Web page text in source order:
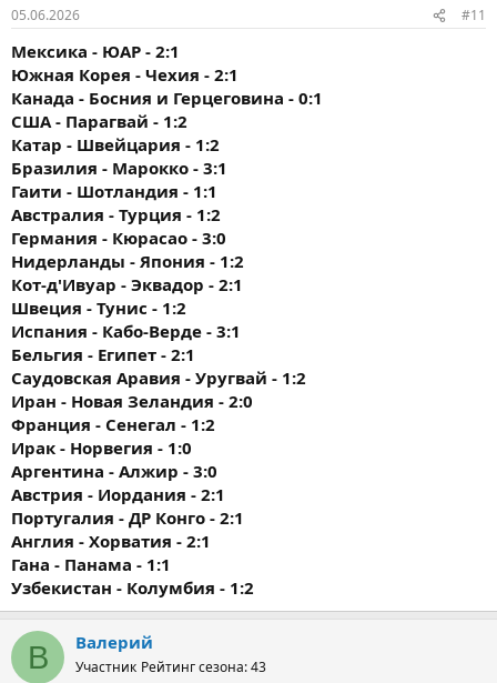
05.06.2026 #11
Мексика - ЮАР - 2:1
Южная Корея - Чехия - 2:1
Канада - Босния и Герцеговина - 0:1
США - Парагвай - 1:2
Катар - Швейцария - 1:2
Бразилия - Марокко - 3:1
Гаити - Шотландия - 1:1
Австралия - Турция - 1:2
Германия - Кюрасао - 3:0
Нидерланды - Япония - 1:2
Кот-д'Ивуар - Эквадор - 2:1
Швеция - Тунис - 1:2
Испания - Кабо-Верде - 3:1
Бельгия - Египет - 2:1
Саудовская Аравия - Уругвай - 1:2
Иран - Новая Зеландия - 2:0
Франция - Сенегал - 1:2
Ирак - Норвегия - 1:0
Аргентина - Алжир - 3:0
Австрия - Иордания - 2:1
Португалия - ДР Конго - 2:1
Англия - Хорватия - 2:1
Гана - Панама - 1:1
Узбекистан - Колумбия - 1:2
В Валерий
Участник Рейтинг сезона: 43